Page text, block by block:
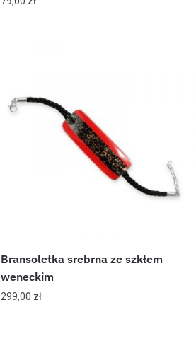
Bransoletka srebrna ze szkłem
weneckim
299,00 zł